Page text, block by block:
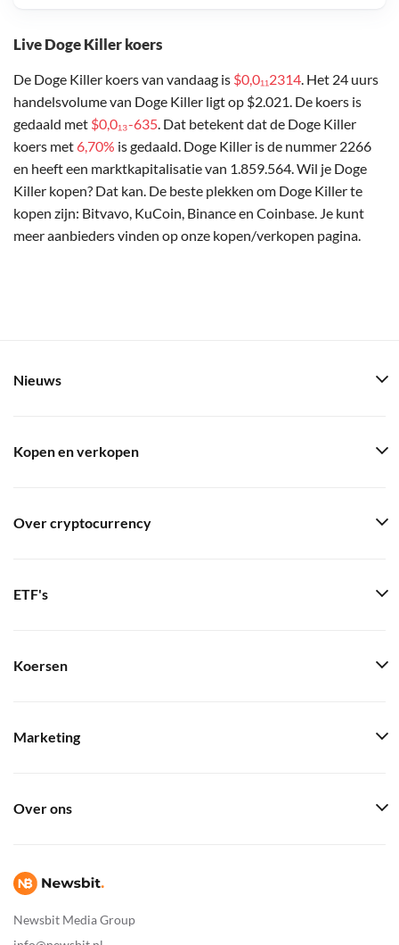
Live Doge Killer koers
De Doge Killer koers van vandaag is $0,0₁₁2314. Het 24 uurs
handelsvolume van Doge Killer ligt op $2.021. De koers is
gedaald met $0,0₁₃-635. Dat betekent dat de Doge Killer
koers met 6,70% is gedaald. Doge Killer is de nummer 2266
en heeft een marktkapitalisatie van 1.859.564. Wil je Doge
Killer kopen? Dat kan. De beste plekken om Doge Killer te
kopen zijn: Bitvavo, KuCoin, Binance en Coinbase. Je kunt
meer aanbieders vinden op onze kopen/verkopen pagina.
Newsbit Media Group
Nieuws
Kopen en verkopen
Over cryptocurrency
ETF's
Koersen
Marketing
Over ons